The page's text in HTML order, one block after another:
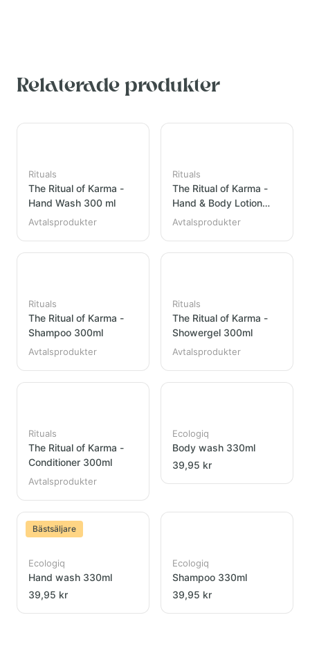
Relaterade produkter
Rituals
The Ritual of Karma -
Hand Wash 300 ml
Avtalsprodukter
Rituals
The Ritual of Karma -
Hand & Body Lotion
300ml
Avtalsprodukter
Rituals
The Ritual of Karma -
Shampoo 300ml
Avtalsprodukter
Rituals
The Ritual of Karma -
Showergel 300ml
Avtalsprodukter
Rituals
The Ritual of Karma -
Conditioner 300ml
Avtalsprodukter
Ecologiq
Body wash 330ml
39,95 kr
Bästsäljare
Ecologiq
Hand wash 330ml
39,95 kr
Ecologiq
Shampoo 330ml
39,95 kr